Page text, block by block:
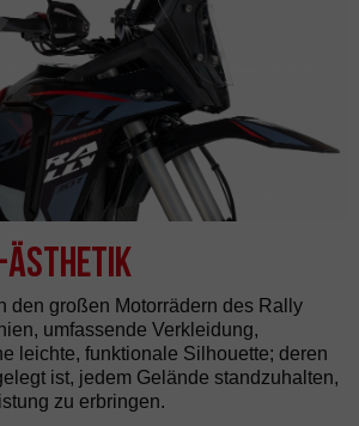
Ästhetik
den großen Motorrädern des Rally
umfassende Verkleidung,
leichte, funktionale Silhouette; deren
ist, jedem Gelände standzuhalten,
zu erbringen.